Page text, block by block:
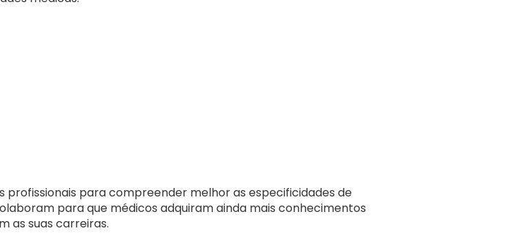
profissionais para compreender melhor as especificidades de
para que médicos adquiram ainda mais conhecimentos
as suas carreiras.